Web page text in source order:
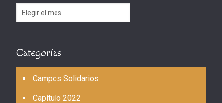
Archivos
Categorías
Campos Solidarios
Capítulo 2022